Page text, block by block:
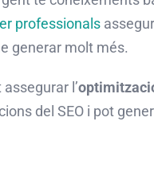
professionals
generar molt més.
assegurar l’
del SEO i pot